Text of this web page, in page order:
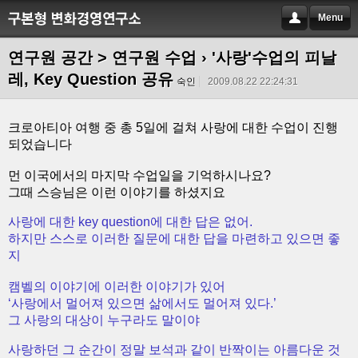
Menu
연구원 공간 > 연구원 수업 › '사랑'수업의 피날
레, Key Question 공유 숙인 2009.08.22 22:24:31
크로아티아 여행 중 총 5일에 걸쳐 사랑에 대한 수업이 진행
되었습니다
먼 이국에서의 마지막 수업일을 기억하시나요?
그때 스승님은 이런 이야기를 하셨지요
사랑에 대한 key question에 대한 답은 없어.
하지만 스스로 이러한 질문에 대한 답을 마련하고 있으면 좋
지
캠벨의 이야기에 이러한 이야기가 있어
‘사랑에서 멀어져 있으면 삶에서도 멀어져 있다.’
그 사랑의 대상이 누구라도 말이야
사랑하던 그 순간이 정말 보석과 같이 반짝이는 아름다운 것